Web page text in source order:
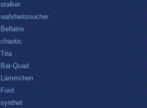
stalker
wahrheitssucher
Bellatrix
chaotic
Tita
Bat-Quad
Lämmchen
Ford
synthet